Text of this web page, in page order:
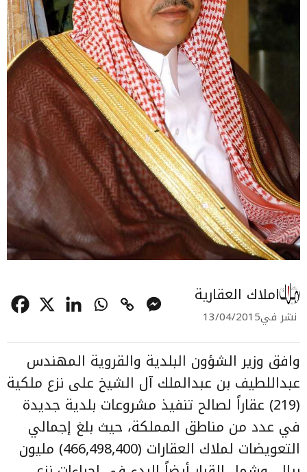
املاك العقارية
نشر في13/04/2015
وافق وزير الشؤون البلدية والقروية المهندس
عبداللطيف بن عبدالملك آل الشيخ على نزع ملكية
(219) عقاراً لصالح تنفيذ مشروعات بلدية جديدة
في عدد من مناطق المملكة، حيث بلغ إجمالي
التعويضات لملاك العقارات (466,498,400) مليون